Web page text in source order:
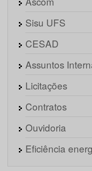
Sisu UFS
CESAD
Assuntos
Licitações
Contratos
Ouvidoria
Eficiência